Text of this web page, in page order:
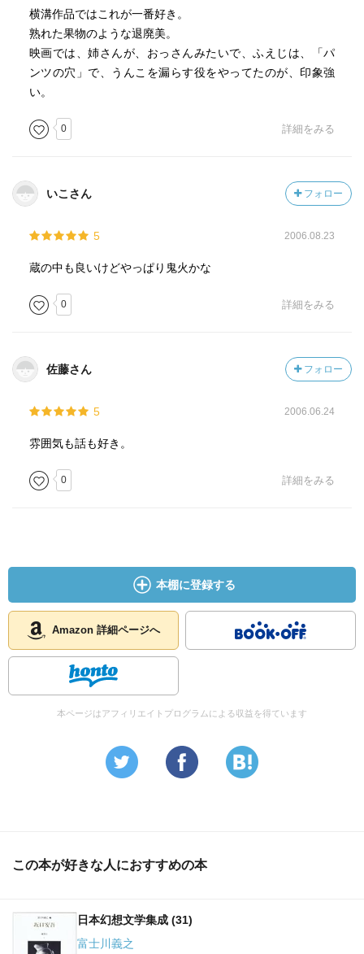
横溝作品ではこれが一番好き。
熟れた果物のような退廃美。
映画では、姉さんが、おっさんみたいで、ふえじは、「パ
ンツの穴」で、うんこを漏らす役をやってたのが、印象強
い。
0 詳細をみる
いこさん フォロー
5 2006.08.23
蔵の中も良いけどやっぱり鬼火かな
0 詳細をみる
佐藤さん フォロー
5 2006.06.24
雰囲気も話も好き。
0 詳細をみる
本棚に登録する
Amazon 詳細ページへ
本ページはアフィリエイトプログラムによる収益を得ています
この本が好きな人におすすめの本
日本幻想文学集成 (31)
富士川義之